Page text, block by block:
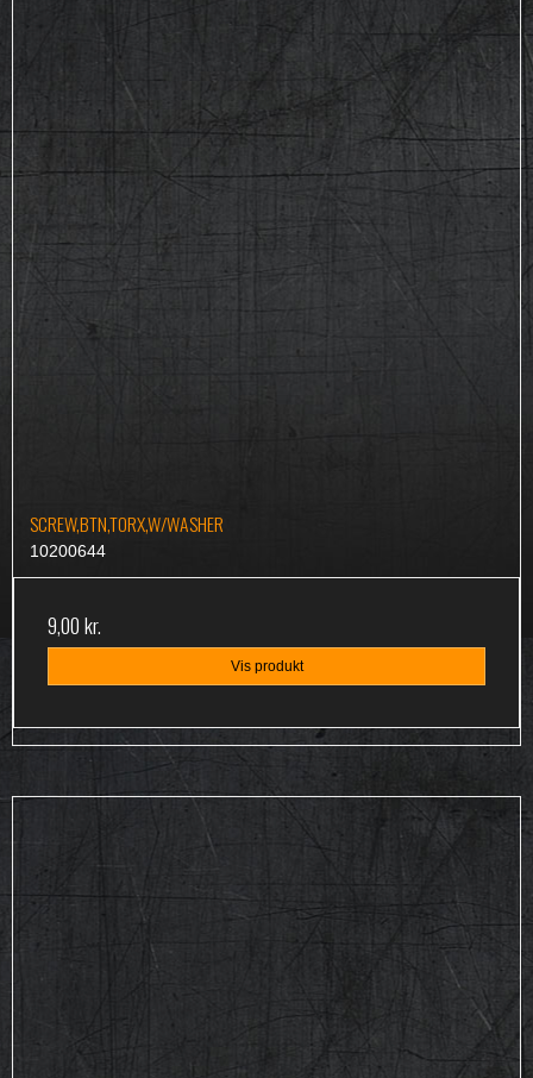
SCREW,BTN,TORX,W/WASHER
10200644
9,00 kr.
Vis produkt